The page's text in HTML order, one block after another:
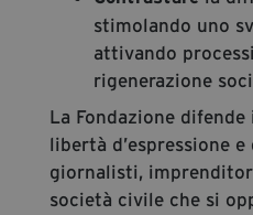
stimolando uno
attivando
rigenerazione
La Fondazione
libertà d’espressione
giornalisti,
società civile che si